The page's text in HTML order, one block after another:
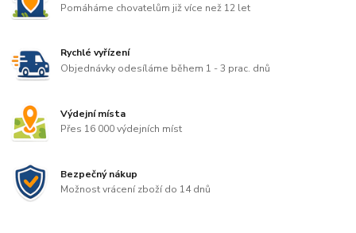
Pomáháme chovatelům již více než 12 let
Rychlé vyřízení
Objednávky odesíláme během 1 - 3 prac. dnů
Výdejní místa
Přes 16 000 výdejních míst
Bezpečný nákup
Možnost vrácení zboží do 14 dnů